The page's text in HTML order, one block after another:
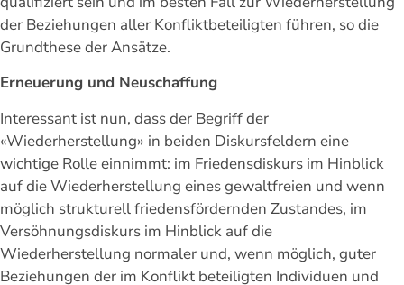
der Beziehungen aller Konfliktbeteiligten führen, so die
Grundthese der Ansätze.
Erneuerung und Neuschaffung
Interessant ist nun, dass der Begriff der
«Wiederherstellung» in beiden Diskursfeldern eine
wichtige Rolle einnimmt: im Friedensdiskurs im Hinblick
auf die Wiederherstellung eines gewaltfreien und wenn
möglich strukturell friedensfördernden Zustandes, im
Versöhnungsdiskurs im Hinblick auf die
Wiederherstellung normaler und, wenn möglich, guter
Beziehungen der im Konflikt beteiligten Individuen und